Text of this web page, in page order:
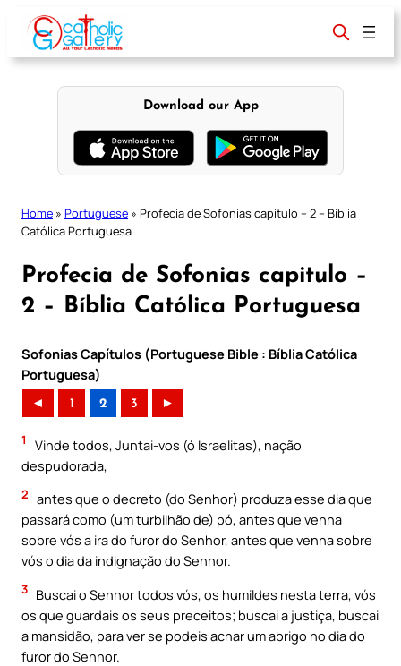
content
Download our App
Home » Portuguese » Profecia de Sofonias capitulo – 2 – Bíblia
Católica Portuguesa
Profecia de Sofonias capitulo –
2 – Bíblia Católica Portuguesa
Sofonias Capítulos (Portuguese Bible : Bíblia Católica
Portuguesa)
◄ 1 2 3 ►
1
Vinde todos, Juntai-vos (ó Israelitas), nação
despudorada,
2 antes que o decreto (do Senhor) produza esse dia que
passará como (um turbilhão de) pó, antes que venha
sobre vós a ira do furor do Senhor, antes que venha sobre
vós o dia da indignação do Senhor.
3 Buscai o Senhor todos vós, os humildes nesta terra, vós
os que guardais os seus preceitos; buscai a justiça, buscai
a mansidão, para ver se podeis achar um abrigo no dia do
furor do Senhor.